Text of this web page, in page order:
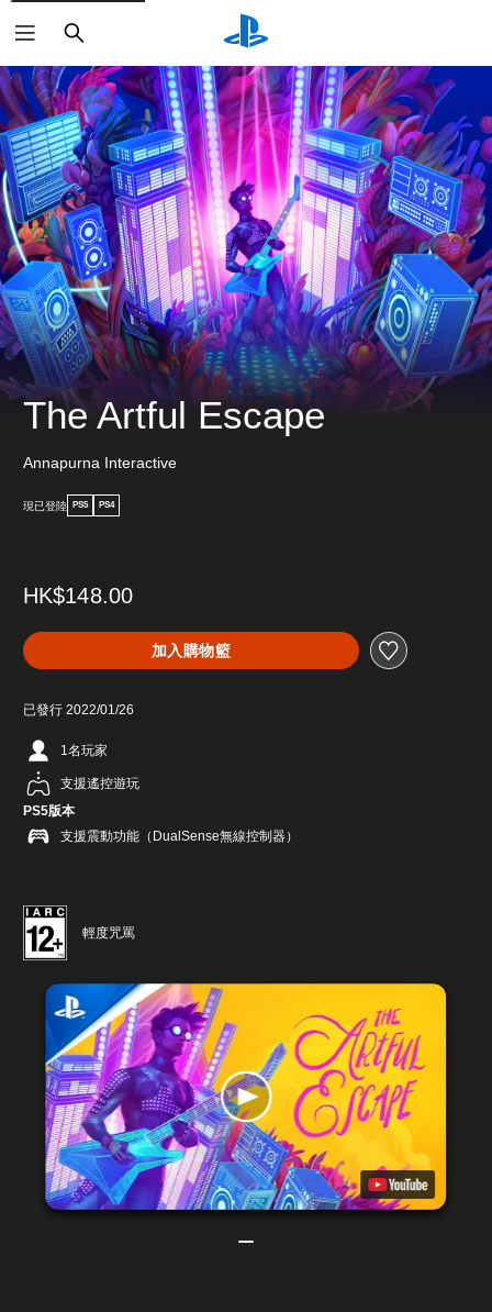
搜
尋
The Artful Escape
Annapurna Interactive
現已登陸 PS5 PS4
HK$148.00
加入購物籃
已發行 2022/01/26
1名玩家
支援遙控遊玩
PS5版本
支援震動功能（DualSense無線控制器）
輕度咒罵